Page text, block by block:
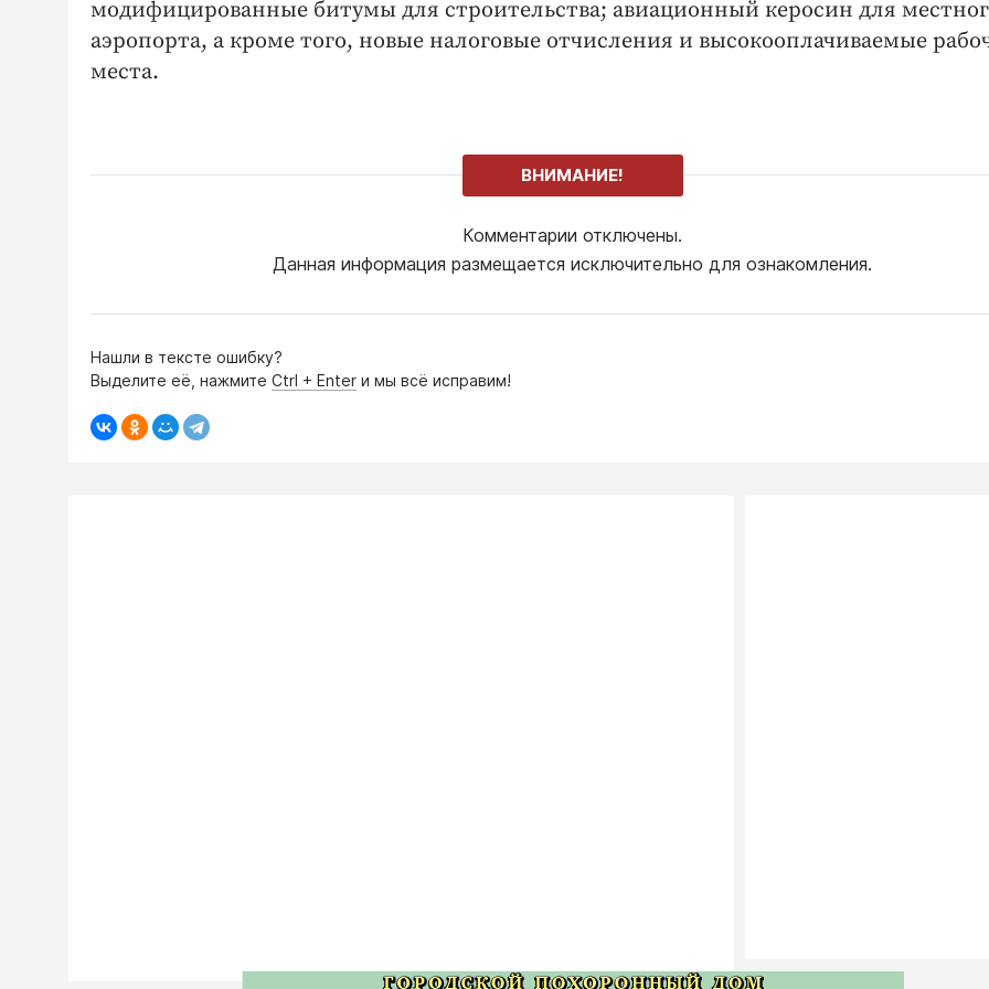
модифицированные битумы для строительства; авиационный керосин для
аэропорта, а кроме того, новые налоговые отчисления и высокооплачиваемые
места.
ВНИМАНИЕ!
Комментарии отключены.
Данная информация размещается исключительно для ознакомления.
Нашли в тексте ошибку?
Выделите её, нажмите Ctrl + Enter и мы всё исправим!